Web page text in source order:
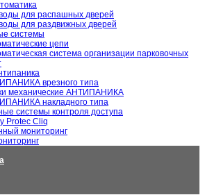
для распашных дверей
для раздвижных дверей
системы
цепи
система организации парковочных
врезного типа
механические АНТИПАНИКА
накладного типа
системы контроля доступа
Protec Cliq
мониторинг